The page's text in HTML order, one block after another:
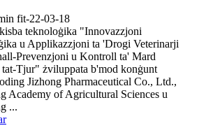
fit-22-03-18
teknoloġika "Innovazzjoni
u Applikazzjoni ta 'Drogi Veterinarji
Prevenzjoni u Kontroll ta' Mard
Tjur" żviluppata b'mod konġunt
Jizhong Pharmaceutical Co., Ltd.,
Academy of Agricultural Sciences u
...